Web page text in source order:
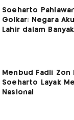
Soeharto
Golkar: Negara
Lahir dalam
Menbud Fadli Zon
Soeharto Layak
Nasional